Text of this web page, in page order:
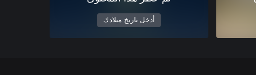
أدخل تاريخ ميلادك